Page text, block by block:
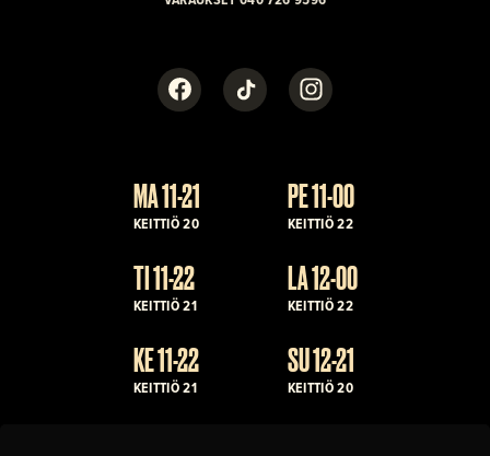
FacebookTikTok Instagram
MA 11-21
KEITTIÖ 20
TI 11-22
KEITTIÖ 21
KE 11-22
KEITTIÖ 21
PE 11-00
KEITTIÖ 22
LA 12-00
KEITTIÖ 22
SU 12-21
KEITTIÖ 20